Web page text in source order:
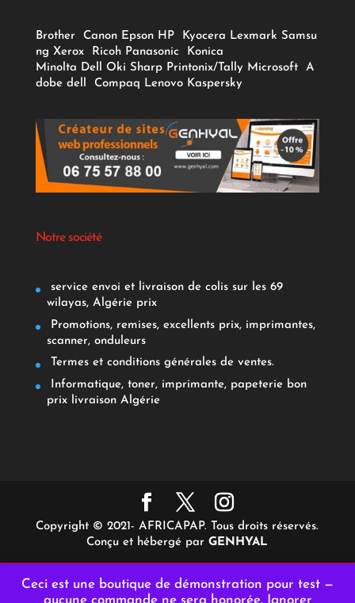
Ceci est une boutique de démonstration pour test —
aucune commande ne sera honorée. Ignorer
Brother Canon Epson HP Kyocera Lexmark Samsu
ng Xerox Ricoh Panasonic
Konica
Minolta Dell Oki Sharp Printonix/Tally Microsoft
A
dobe dell Compaq Lenovo Kaspersky
Notre société
service envoi et livraison de colis sur les 69
wilayas, Algérie prix
Promotions, remises, excellents prix, imprimantes,
scanner, onduleurs
Termes et conditions générales de ventes.
Informatique, toner, imprimante, papeterie bon
prix livraison Algérie
Copyright © 2021- AFRICAPAP. Tous droits réservés.
Conçu et hébergé parGENHYAL